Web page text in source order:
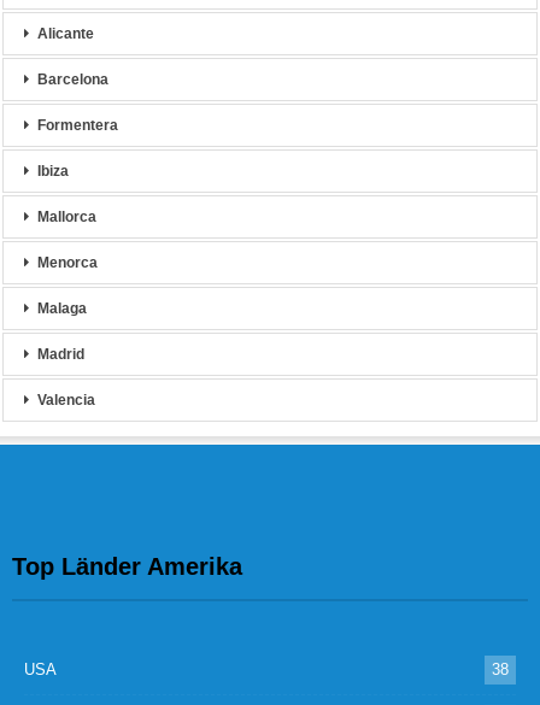
Alicante
Barcelona
Formentera
Ibiza
Mallorca
Menorca
Malaga
Madrid
Valencia
Top Länder Amerika
USA 38